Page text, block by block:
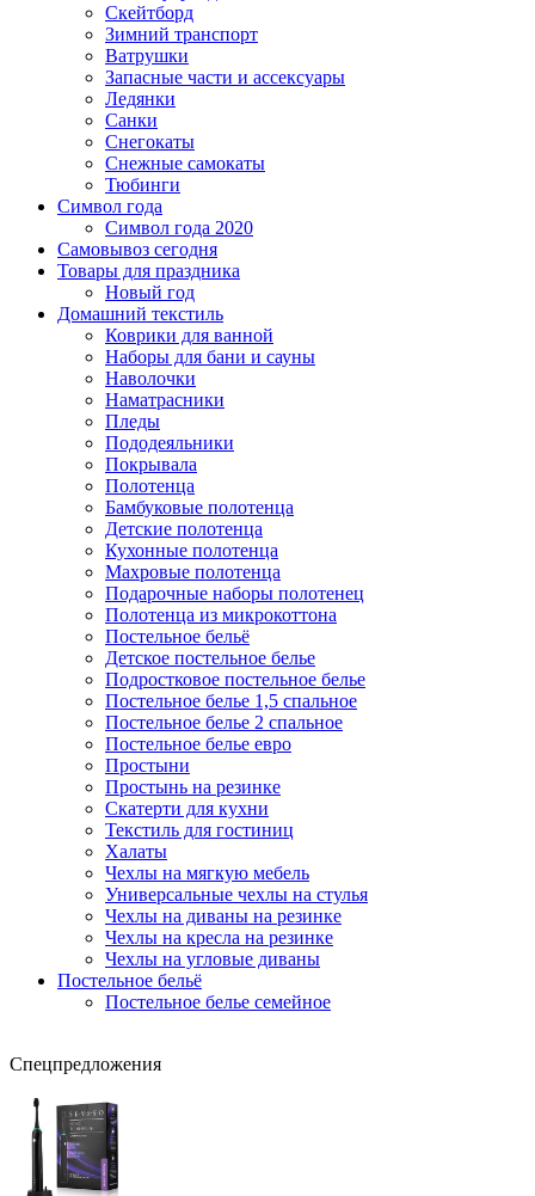
Скейтборд
Зимний транспорт
Ватрушки
Запасные части и ассексуары
Ледянки
Санки
Снегокаты
Снежные самокаты
Тюбинги
Символ года
Символ года 2020
Самовывоз сегодня
Товары для праздника
Новый год
Домашний текстиль
Коврики для ванной
Наборы для бани и сауны
Наволочки
Наматрасники
Пледы
Пододеяльники
Покрывала
Полотенца
Бамбуковые полотенца
Детские полотенца
Кухонные полотенца
Махровые полотенца
Подарочные наборы полотенец
Полотенца из микрокоттона
Постельное бельё
Детское постельное белье
Подростковое постельное белье
Постельное белье 1,5 спальное
Постельное белье 2 спальное
Постельное белье евро
Простыни
Простынь на резинке
Скатерти для кухни
Текстиль для гостиниц
Халаты
Чехлы на мягкую мебель
Универсальные чехлы на стулья
Чехлы на диваны на резинке
Чехлы на кресла на резинке
Чехлы на угловые диваны
Постельное бельё
Постельное белье семейное
Спецпредложения